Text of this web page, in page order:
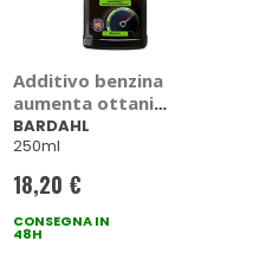
Additivo benzina
aumenta ottani
Benzina Octane
Booster - BARDAHL
BARDAHL
250ml
18,20 €
CONSEGNA IN
48H